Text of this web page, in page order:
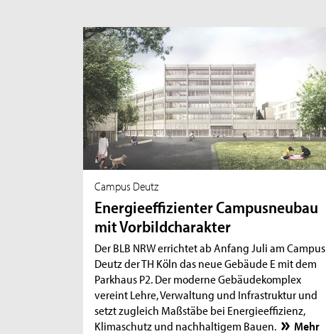
Campus Deutz
Energieeffizienter Campusneubau
mit Vorbildcharakter
Der BLB NRW errichtet ab Anfang Juli am Campus
Deutz der TH Köln das neue Gebäude E mit dem
Parkhaus P2. Der moderne Gebäudekomplex
vereint Lehre, Verwaltung und Infrastruktur und
setzt zugleich Maßstäbe bei Energieeffizienz,
Klimaschutz und nachhaltigem Bauen.
Mehr